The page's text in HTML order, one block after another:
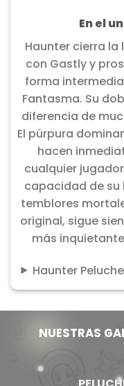
En el
Haunter cierra
con Gastly y
forma
Fantasma. Su
diferencia de
El púrpura
hacen
cualquier
capacidad de
temblores
original, sigue
más
Haunter
NUESTRAS